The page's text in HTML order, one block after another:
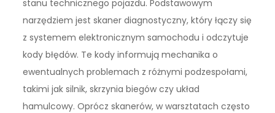
stanu technicznego pojazdu. Podstawowym
narzędziem jest skaner diagnostyczny, który łączy się
z systemem elektronicznym samochodu i odczytuje
kody błędów. Te kody informują mechanika o
ewentualnych problemach z różnymi podzespołami,
takimi jak silnik, skrzynia biegów czy układ
hamulcowy. Oprócz skanerów, w warsztatach często